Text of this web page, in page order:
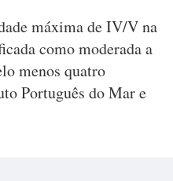
máxima de IV/V na
como moderada a
menos quatro
Português do Mar e